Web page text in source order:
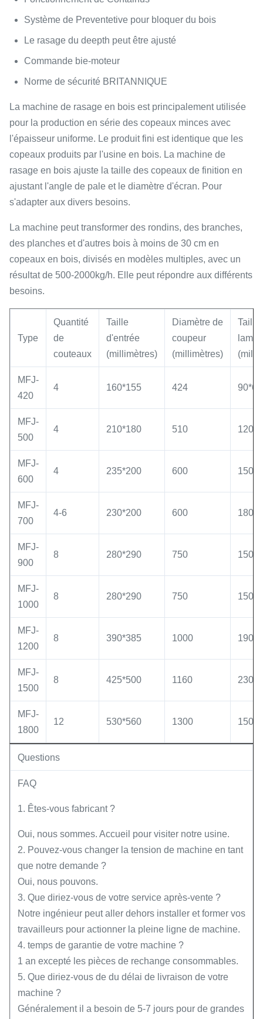
Système de Preventetive pour bloquer du bois
Le rasage du deepth peut être ajusté
Commande bie-moteur
Norme de sécurité BRITANNIQUE
La machine de rasage en bois est principalement utilisée
pour la production en série des copeaux minces avec
l'épaisseur uniforme. Le produit fini est identique que les
copeaux produits par l'usine en bois. La machine de
rasage en bois ajuste la taille des copeaux de finition en
ajustant l'angle de pale et le diamètre d'écran. Pour
s'adapter aux divers besoins.
La machine peut transformer des rondins, des branches,
des planches et d'autres bois à moins de 30 cm en
copeaux en bois, divisés en modèles multiples, avec un
résultat de 500-2000kg/h. Elle peut répondre aux différents
besoins.
Type
Quantité
de
couteaux
Taille
d'entrée
(millimètres)
Diamètre de
coupeur
(millimètres)
Taille
lame
MFJ-
420
4 160*155 424
MFJ-
500
4 210*180 510
MFJ-
600
4 235*200 600
MFJ-
700
4-6 230*200 600
MFJ-
900
8 280*290 750
MFJ-
1000
8 280*290 750
MFJ-
1200
8 390*385 1000
MFJ-
1500
8 425*500 1160
MFJ-
1800
12 530*560 1300
Questions
FAQ
1. Êtes-vous fabricant ?
Oui, nous sommes. Accueil pour visiter notre usine.
2. Pouvez-vous changer la tension de machine en tant
que notre demande ?
Oui, nous pouvons.
3. Que diriez-vous de votre service après-vente ?
Notre ingénieur peut aller dehors installer et former vos
travailleurs pour actionner la pleine ligne de machine.
4. temps de garantie de votre machine ?
1 an excepté les pièces de rechange consommables.
5. Que diriez-vous de du délai de livraison de votre
machine ?
Généralement il a besoin de 5-7 jours pour de grandes